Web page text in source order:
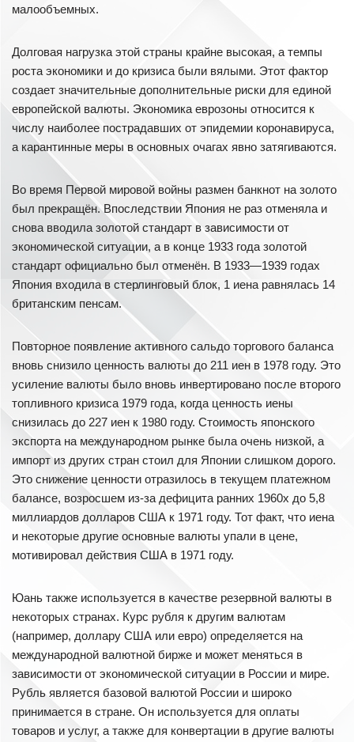
малообъемных.
Долговая нагрузка этой страны крайне высокая, а темпы
роста экономики и до кризиса были вялыми. Этот фактор
создает значительные дополнительные риски для единой
европейской валюты. Экономика еврозоны относится к
числу наиболее пострадавших от эпидемии коронавируса,
а карантинные меры в основных очагах явно затягиваются.
Во время Первой мировой войны размен банкнот на золото
был прекращён. Впоследствии Япония не раз отменяла и
снова вводила золотой стандарт в зависимости от
экономической ситуации, а в конце 1933 года золотой
стандарт официально был отменён. В 1933—1939 годах
Япония входила в стерлинговый блок, 1 иена равнялась 14
британским пенсам.
Повторное появление активного сальдо торгового баланса
вновь снизило ценность валюты до 211 иен в 1978 году. Это
усиление валюты было вновь инвертировано после второго
топливного кризиса 1979 года, когда ценность иены
снизилась до 227 иен к 1980 году. Стоимость японского
экспорта на международном рынке была очень низкой, а
импорт из других стран стоил для Японии слишком дорого.
Это снижение ценности отразилось в текущем платежном
балансе, возросшем из-за дефицита ранних 1960х до 5,8
миллиардов долларов США к 1971 году. Тот факт, что иена
и некоторые другие основные валюты упали в цене,
мотивировал действия США в 1971 году.
Юань также используется в качестве резервной валюты в
некоторых странах. Курс рубля к другим валютам
(например, доллару США или евро) определяется на
международной валютной бирже и может меняться в
зависимости от экономической ситуации в России и мире.
Рубль является базовой валютой России и широко
принимается в стране. Он используется для оплаты
товаров и услуг, а также для конвертации в другие валюты